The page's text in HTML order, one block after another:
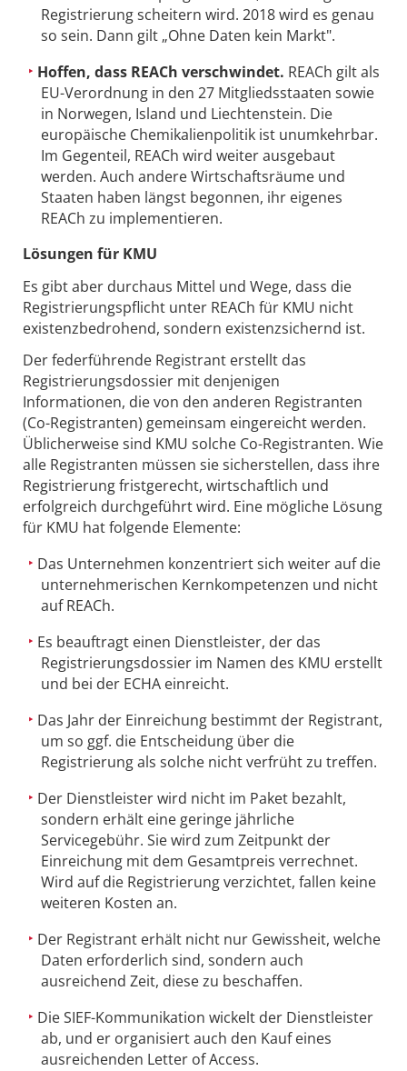
Registrierung scheitern wird. 2018 wird es genau
so sein. Dann gilt „Ohne Daten kein Markt".
Hoffen, dass REACh verschwindet. REACh gilt als
EU-Verordnung in den 27 Mitgliedsstaaten sowie
in Norwegen, Island und Liechtenstein. Die
europäische Chemikalienpolitik ist unumkehrbar.
Im Gegenteil, REACh wird weiter ausgebaut
werden. Auch andere Wirtschaftsräume und
Staaten haben längst begonnen, ihr eigenes
REACh zu implementieren.
Lösungen für KMU
Es gibt aber durchaus Mittel und Wege, dass die
Registrierungspflicht unter REACh für KMU nicht
existenzbedrohend, sondern existenzsichernd ist.
Der federführende Registrant erstellt das
Registrierungsdossier mit denjenigen
Informationen, die von den anderen Registranten
(Co-Registranten) gemeinsam eingereicht werden.
Üblicherweise sind KMU solche Co-Registranten. Wie
alle Registranten müssen sie sicherstellen, dass ihre
Registrierung fristgerecht, wirtschaftlich und
erfolgreich durchgeführt wird. Eine mögliche Lösung
für KMU hat folgende Elemente:
Das Unternehmen konzentriert sich weiter auf die
unternehmerischen Kernkompetenzen und nicht
auf REACh.
Es beauftragt einen Dienstleister, der das
Registrierungsdossier im Namen des KMU erstellt
und bei der ECHA einreicht.
Das Jahr der Einreichung bestimmt der Registrant,
um so ggf. die Entscheidung über die
Registrierung als solche nicht verfrüht zu treffen.
Der Dienstleister wird nicht im Paket bezahlt,
sondern erhält eine geringe jährliche
Servicegebühr. Sie wird zum Zeitpunkt der
Einreichung mit dem Gesamtpreis verrechnet.
Wird auf die Registrierung verzichtet, fallen keine
weiteren Kosten an.
Der Registrant erhält nicht nur Gewissheit, welche
Daten erforderlich sind, sondern auch
ausreichend Zeit, diese zu beschaffen.
Die SIEF-Kommunikation wickelt der Dienstleister
ab, und er organisiert auch den Kauf eines
ausreichenden Letter of Access.